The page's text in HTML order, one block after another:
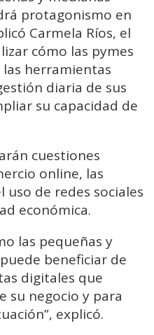
protagonismo en
Carmela Ríos, el
cómo las pymes
herramientas
diaria de sus
su capacidad de
cuestiones
online, las
de redes sociales
económica.
las pequeñas y
beneficiar de
digitales que
su negocio y para
explicó.